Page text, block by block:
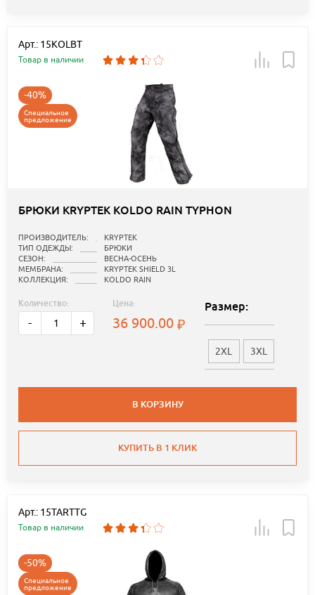
Арт.: 15KOLBT
Товар в наличии
-40%
Специальное
предложение
БРЮКИ KRYPTEK KOLDO RAIN TYPHON
ПРОИЗВОДИТЕЛЬ:
KRYPTEK
ТИП ОДЕЖДЫ:
БРЮКИ
СЕЗОН:
ВЕСНА-ОСЕНЬ
МЕМБРАНА:
KRYPTEK SHIELD 3L
КОЛЛЕКЦИЯ:
KOLDO RAIN
Количество:
- +
Цена:
36 900.00
Размер:
2XL 3XL
В КОРЗИНУ
КУПИТЬ В 1 КЛИК
Арт.: 15TARTTG
Товар в наличии
-50%
Специальное
предложение